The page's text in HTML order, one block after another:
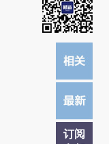
订阅